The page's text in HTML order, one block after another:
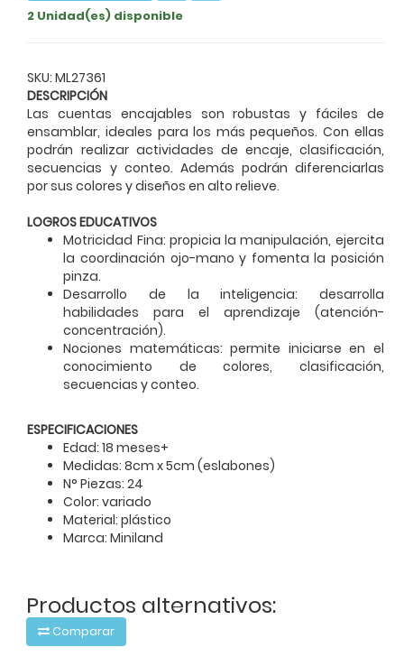
2 Unidad(es) disponible
SKU: ML27361
DESCRIPCIÓN
Las cuentas encajables son robustas y fáciles de
ensamblar, ideales para los más pequeños. Con ellas
podrán realizar actividades de encaje, clasificación,
secuencias y conteo. Además podrán diferenciarlas
por sus colores y diseños en alto relieve.
LOGROS EDUCATIVOS
Motricidad Fina: propicia la manipulación, ejercita
la coordinación ojo-mano y fomenta la posición
pinza.
Desarrollo de la inteligencia: desarrolla
habilidades para el aprendizaje (atención-
concentración).
Nociones matemáticas: permite iniciarse en el
conocimiento de colores, clasificación,
secuencias y conteo.
ESPECIFICACIONES
Edad: 18 meses+
Medidas: 8cm x 5cm (eslabones)
N° Piezas: 24
Color: variado
Material: plástico
Marca: Miniland
Productos alternativos:
Comparar